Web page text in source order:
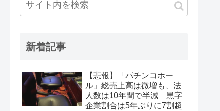
新着記事
【悲報】「パチンコホー
ル」総売上高は微増も、法
人数は10年間で半減 黒字
企業割合は5年ぶりに7割超